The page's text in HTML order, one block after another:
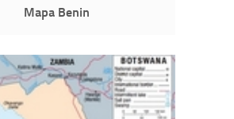
Mapa Benin